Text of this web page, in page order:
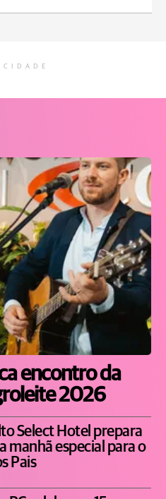
encontro da
2026
Select Hotel prepara
manhã especial para o
Pais